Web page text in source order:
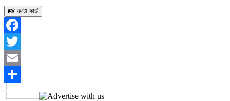
📸 ফটো কার্ড
Facebook
Twitter
Email
Share